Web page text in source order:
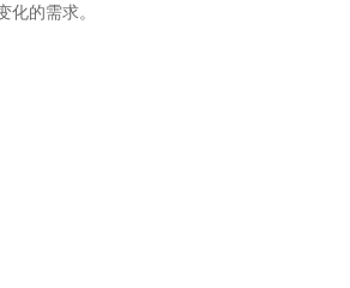
的需求。